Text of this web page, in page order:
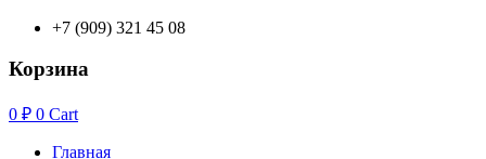
+7 (909) 321 45 08
Корзина
0 ₽ 0 Cart
Главная